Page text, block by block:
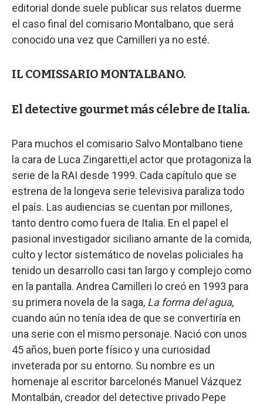
editorial donde suele publicar sus relatos duerme
el caso final del comisario Montalbano, que será
conocido una vez que Camilleri ya no esté.
IL COMISSARIO MONTALBANO.
El detective gourmet más célebre de Italia.
Para muchos el comisario Salvo Montalbano tiene
la cara de Luca Zingaretti,el actor que protagoniza la
serie de la RAI desde 1999. Cada capítulo que se
estrena de la longeva serie televisiva paraliza todo
el país. Las audiencias se cuentan por millones,
tanto dentro como fuera de Italia. En el papel el
pasional investigador siciliano amante de la comida,
culto y lector sistemático de novelas policiales ha
tenido un desarrollo casi tan largo y complejo como
en la pantalla. Andrea Camilleri lo creó en 1993 para
su primera novela de la saga, La forma del agua,
cuando aún no tenía idea de que se convertiría en
una serie con el mismo personaje. Nació con unos
45 años, buen porte físico y una curiosidad
inveterada por su entorno. Su nombre es un
homenaje al escritor barcelonés Manuel Vázquez
Montalbán, creador del detective privado Pepe